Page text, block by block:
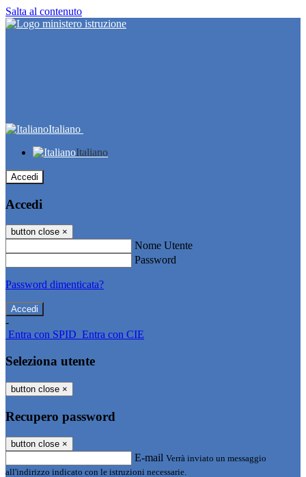
Salta al contenuto
Italiano
Italiano
Accedi
Accedi
button close ×
Nome Utente
Password
Password dimenticata?
-
Entra con SPID Entra con CIE
Seleziona utente
button close ×
Recupero password
button close ×
E-mail Verrà inviato un messaggio
all'indirizzo indicato con le istruzioni necessarie.